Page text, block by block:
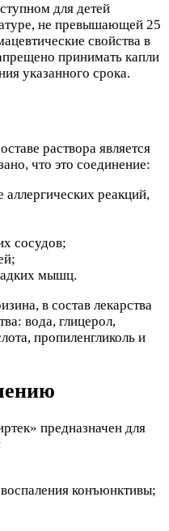
для детей
не превышающей 25
свойства в
принимать капли
указанного срока.
раствора является
что это соединение:
аллергических реакций,
сосудов;
мышц.
в состав лекарства
вода, глицерол,
пропиленгликоль и
предназначен для
конъюнктивы;